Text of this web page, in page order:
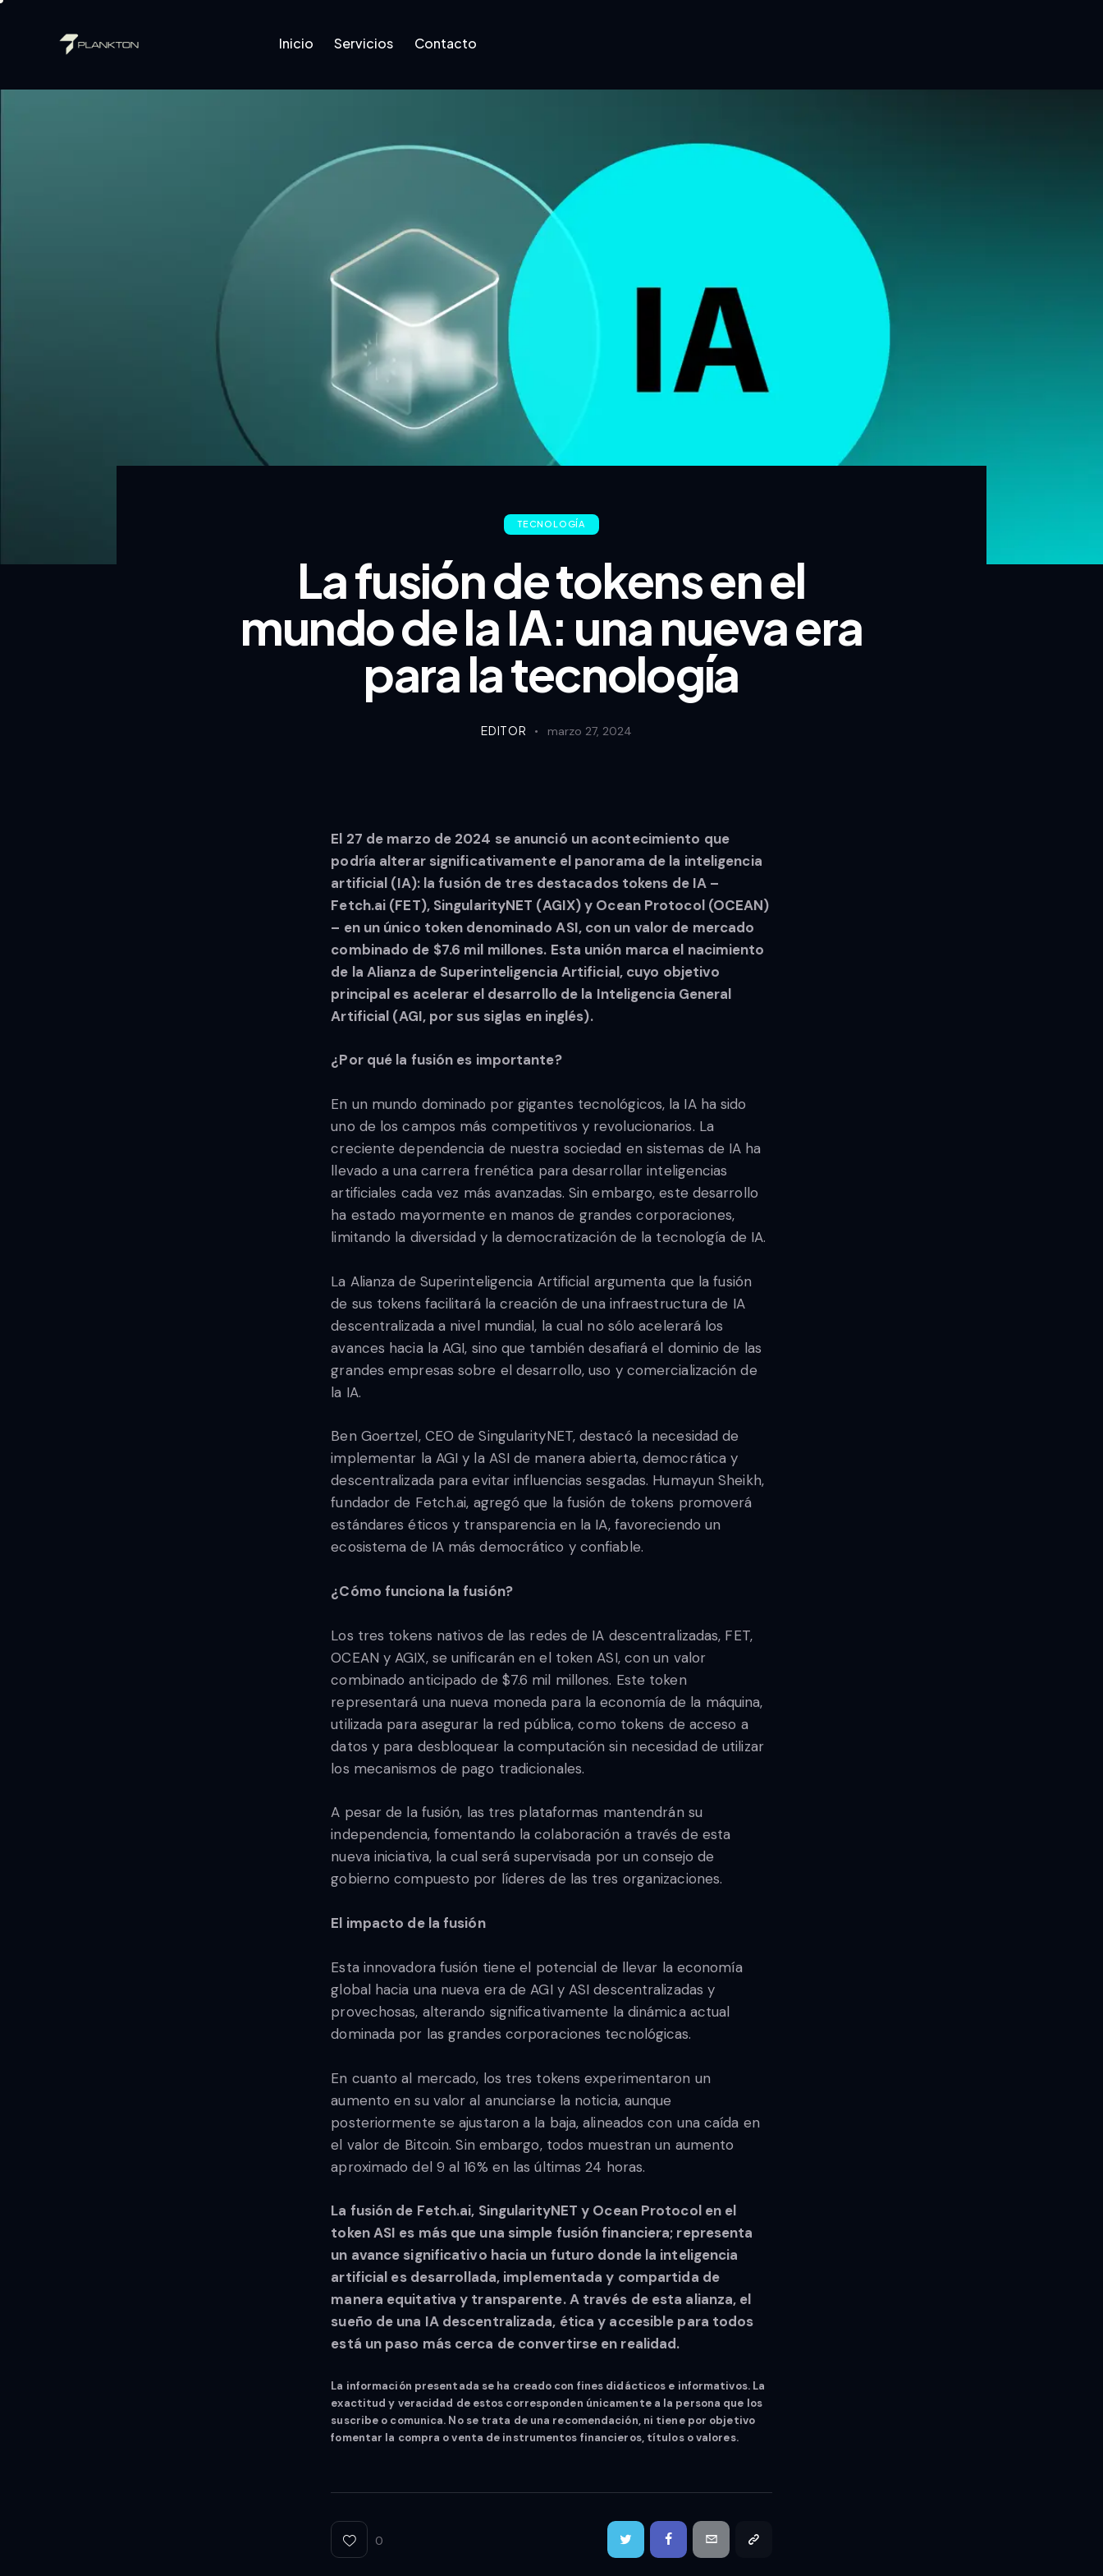
Inicio Servicios Contacto
TECNOLOGÍA
La fusión de tokens en el
mundo de la IA: una nueva era
para la tecnología​
EDITOR marzo 27, 2024
El 27 de marzo de 2024 se anunció un acontecimiento que
podría alterar significativamente el panorama de la inteligencia
artificial (IA): la fusión de tres destacados tokens de IA –
Fetch.ai (FET), SingularityNET (AGIX) y Ocean Protocol (OCEAN)
– en un único token denominado ASI, con un valor de mercado
combinado de $7.6 mil millones. Esta unión marca el nacimiento
de la Alianza de Superinteligencia Artificial, cuyo objetivo
principal es acelerar el desarrollo de la Inteligencia General
Artificial (AGI, por sus siglas en inglés).
¿Por qué la fusión es importante?
En un mundo dominado por gigantes tecnológicos, la IA ha sido
uno de los campos más competitivos y revolucionarios. La
creciente dependencia de nuestra sociedad en sistemas de IA ha
llevado a una carrera frenética para desarrollar inteligencias
artificiales cada vez más avanzadas. Sin embargo, este desarrollo
ha estado mayormente en manos de grandes corporaciones,
limitando la diversidad y la democratización de la tecnología de IA.
La Alianza de Superinteligencia Artificial argumenta que la fusión
de sus tokens facilitará la creación de una infraestructura de IA
descentralizada a nivel mundial, la cual no sólo acelerará los
avances hacia la AGI, sino que también desafiará el dominio de las
grandes empresas sobre el desarrollo, uso y comercialización de
la IA.
Ben Goertzel, CEO de SingularityNET, destacó la necesidad de
implementar la AGI y la ASI de manera abierta, democrática y
descentralizada para evitar influencias sesgadas. Humayun Sheikh,
fundador de Fetch.ai, agregó que la fusión de tokens promoverá
estándares éticos y transparencia en la IA, favoreciendo un
ecosistema de IA más democrático y confiable.
¿Cómo funciona la fusión?
Los tres tokens nativos de las redes de IA descentralizadas, FET,
OCEAN y AGIX, se unificarán en el token ASI, con un valor
combinado anticipado de $7.6 mil millones. Este token
representará una nueva moneda para la economía de la máquina,
utilizada para asegurar la red pública, como tokens de acceso a
datos y para desbloquear la computación sin necesidad de utilizar
los mecanismos de pago tradicionales.
A pesar de la fusión, las tres plataformas mantendrán su
independencia, fomentando la colaboración a través de esta
nueva iniciativa, la cual será supervisada por un consejo de
gobierno compuesto por líderes de las tres organizaciones.
El impacto de la fusión
Esta innovadora fusión tiene el potencial de llevar la economía
global hacia una nueva era de AGI y ASI descentralizadas y
provechosas, alterando significativamente la dinámica actual
dominada por las grandes corporaciones tecnológicas.
En cuanto al mercado, los tres tokens experimentaron un
aumento en su valor al anunciarse la noticia, aunque
posteriormente se ajustaron a la baja, alineados con una caída en
el valor de Bitcoin. Sin embargo, todos muestran un aumento
aproximado del 9 al 16% en las últimas 24 horas.
La fusión de Fetch.ai, SingularityNET y Ocean Protocol en el
token ASI es más que una simple fusión financiera; representa
un avance significativo hacia un futuro donde la inteligencia
artificial es desarrollada, implementada y compartida de
manera equitativa y transparente. A través de esta alianza, el
sueño de una IA descentralizada, ética y accesible para todos
está un paso más cerca de convertirse en realidad.
La información presentada se ha creado con fines didácticos e informativos. La
exactitud y veracidad de estos corresponden únicamente a la persona que los
suscribe o comunica. No se trata de una recomendación, ni tiene por objetivo
fomentar la compra o venta de instrumentos financieros, títulos o valores.
0